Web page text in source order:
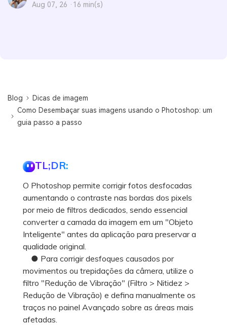
Aug 07, 26 · 16 min(s)
Blog
Dicas de imagem
Como Desembaçar suas imagens usando o Photoshop: um
guia passo a passo
TL;DR:
O Photoshop permite corrigir fotos desfocadas
aumentando o contraste nas bordas dos pixels
por meio de filtros dedicados, sendo essencial
converter a camada da imagem em um "Objeto
Inteligente" antes da aplicação para preservar a
qualidade original.
● Para corrigir desfoques causados por
movimentos ou trepidações da câmera, utilize o
filtro "Redução de Vibração" (Filtro > Nitidez >
Redução de Vibração) e defina manualmente os
traços no painel Avançado sobre as áreas mais
afetadas.